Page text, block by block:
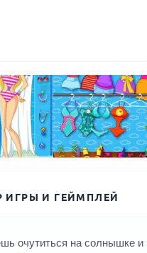
ИГРЫ И ГЕЙМПЛЕЙ
очутиться на солнышке и